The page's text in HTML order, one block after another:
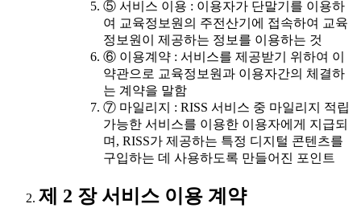
⑤ 서비스 이용 : 이용자가 단말기를 이용하
여 교육정보원의 주전산기에 접속하여 교육
정보원이 제공하는 정보를 이용하는 것
⑥ 이용계약 : 서비스를 제공받기 위하여 이
약관으로 교육정보원과 이용자간의 체결하
는 계약을 말함
⑦ 마일리지 : RISS 서비스 중 마일리지 적립
가능한 서비스를 이용한 이용자에게 지급되
며, RISS가 제공하는 특정 디지털 콘텐츠를
구입하는 데 사용하도록 만들어진 포인트
제 2 장 서비스 이용 계약